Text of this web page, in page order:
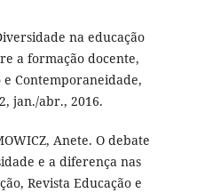
na educação
a formação docente,
e Contemporaneidade,
jan./abr., 2016.
Anete. O debate
e a diferença nas
Revista Educação e